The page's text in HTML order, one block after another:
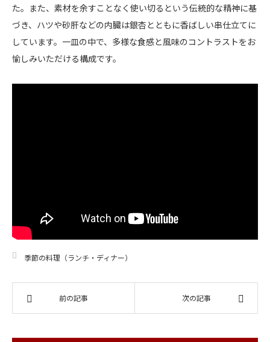
た。また、素材を余すことなく使い切るという伝統的な精神に基
づき、ハツや砂肝などの内臓は銀杏とともに香ばしい串仕立てに
しています。一皿の中で、多様な食感と風味のコントラストをお
愉しみいただける構成です。
季節の料理（ランチ・ディナー）
前の記事 次の記事